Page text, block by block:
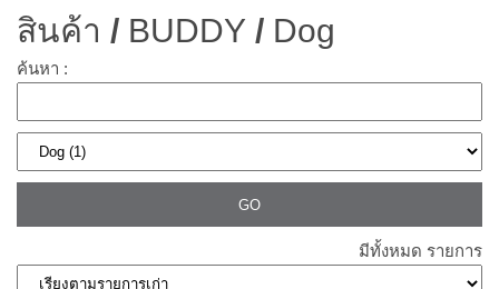
สินค้า / BUDDY / Dog
ค้นหา :
มีทั้งหมด รายการ